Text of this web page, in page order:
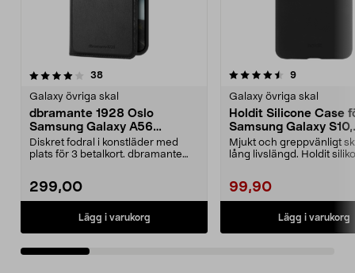
38recensioner
Galaxy övriga skal
dbramante 1928 Oslo
Samsung Galaxy A56
plånboksfodral
Diskret fodral i konstläder med
plats för 3 betalkort. dbramante
299,00
Lägg i varukorg
4.5 av 5 stjärnor 9recensioner
Galaxy övriga skal
Holdit Silicone Case
Samsung Galaxy S10,
mobilskal
Mjukt och greppvänligt
lång livslängd. Holdit
99,90
Lägg i varukorg
4.0 av 5 stjärnor